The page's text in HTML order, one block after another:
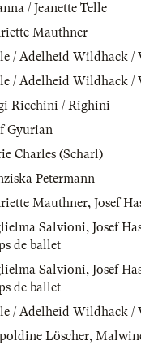
/ Jeanette Telle
Mauthner
/ Adelheid Wildhack /
/ Adelheid Wildhack /
Ricchini / Righini
Gyurian
Charles (Scharl)
Petermann
Mauthner, Josef
Salvioni, Josef
de ballet
Salvioni, Josef
de ballet
/ Adelheid Wildhack /
Löscher,